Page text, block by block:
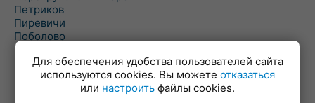
Петриков
Пиревичи
Поболово
Поколюбичи
Полесье
Птичь
Речица
Для обеспечения удобства пользователей сайта
используются cookies. Вы можете отказаться
или настроить файлы cookies.